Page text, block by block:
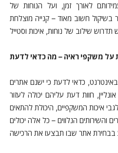
לאורך זמן, ועל הנוחות של
חשוב מאוד – קנייה מוצלחת
כדאי לדעת כי ישנם אתרים
חוות דעת עליהם יכולה לעזור
איכות המשקפיים, היכולת להתאים
והשירותים הנלווים – כל אלה יכולים